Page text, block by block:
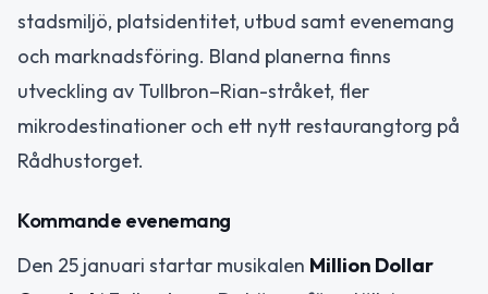
stadsmiljö, platsidentitet, utbud samt evenemang
och marknadsföring. Bland planerna finns
utveckling av Tullbron–Rian-stråket, fler
mikrodestinationer och ett nytt restaurangtorg på
Rådhustorget.
Kommande evenemang
Den 25 januari startar musikalen Million Dollar